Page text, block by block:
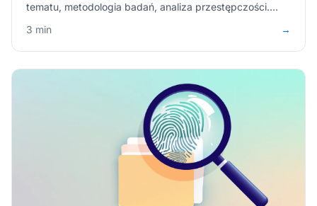
tematu, metodologia badań, analiza przestępczości.
3 min →